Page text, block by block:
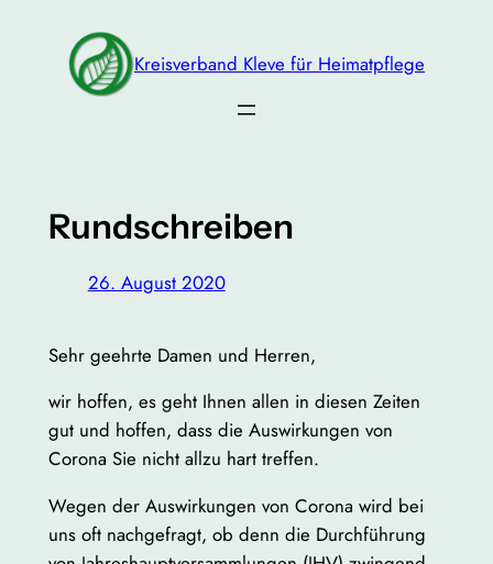
springen
Kreisverband Kleve für Heimatpflege
Rundschreiben
26. August 2020
Sehr geehrte Damen und Herren,
wir hoffen, es geht Ihnen allen in diesen Zeiten
gut und hoffen, dass die Auswirkungen von
Corona Sie nicht allzu hart treffen.
Wegen der Auswirkungen von Corona wird bei
uns oft nachgefragt, ob denn die Durchführung